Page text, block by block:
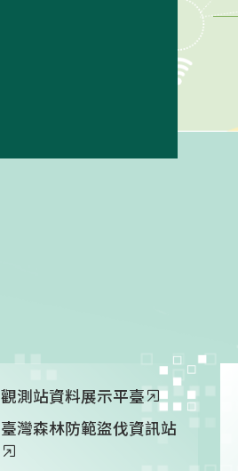
觀測站資料展示平臺
臺灣森林防範盜伐資訊站